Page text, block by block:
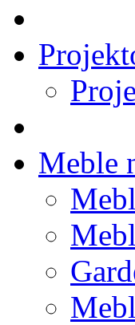
Meble